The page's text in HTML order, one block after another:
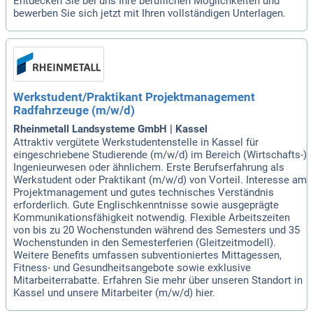
bewerben Sie sich jetzt mit Ihren vollständigen Unterlagen.
Werkstudent/Praktikant Projektmanagement
Radfahrzeuge (m/w/d)
Rheinmetall Landsysteme GmbH | Kassel
Attraktiv vergütete Werkstudentenstelle in Kassel für
eingeschriebene Studierende (m/w/d) im Bereich (Wirtschafts-)
Ingenieurwesen oder ähnlichem. Erste Berufserfahrung als
Werkstudent oder Praktikant (m/w/d) von Vorteil. Interesse am
Projektmanagement und gutes technisches Verständnis
erforderlich. Gute Englischkenntnisse sowie ausgeprägte
Kommunikationsfähigkeit notwendig. Flexible Arbeitszeiten
von bis zu 20 Wochenstunden während des Semesters und 35
Wochenstunden in den Semesterferien (Gleitzeitmodell).
Weitere Benefits umfassen subventioniertes Mittagessen,
Fitness- und Gesundheitsangebote sowie exklusive
Mitarbeiterrabatte. Erfahren Sie mehr über unseren Standort in
Kassel und unsere Mitarbeiter (m/w/d) hier.